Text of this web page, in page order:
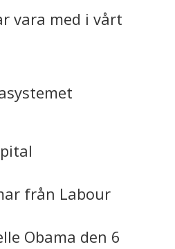
vara med i vårt
från Labour
Obama den 6